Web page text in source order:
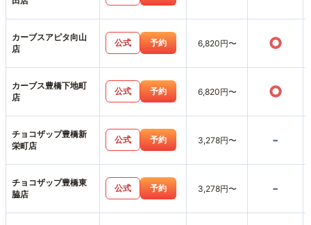
カーブスアピタ向山
店
公式 予約 6,820円〜 ○
カーブス豊橋下地町
店
公式 予約 6,820円〜 ○
チョコザップ豊橋新
栄町店
公式 予約 3,278円〜 -
チョコザップ豊橋東
脇店
公式 予約 3,278円〜 -